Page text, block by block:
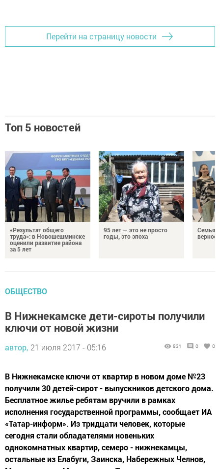
Перейти на страницу новости
Топ 5 новостей
«Результат общего
труда»: в Новошешминске
оценили развитие района
за 5 лет
95 лет — это не просто
годы, это эпоха
Семья
ОБЩЕСТВО
В Нижнекамске дети-сироты получили
ключи от новой жизни
автор, 21 июля 2017 - 05:16 831 0 0
В Нижнекамске ключи от квартир в новом доме №23
получили 30 детей-сирот - выпускников детского дома.
Бесплатное жилье ребятам вручили в рамках
исполнения государственной программы, сообщает ИА
«Татар-информ». Из тридцати человек, которые
сегодня стали обладателями новеньких
однокомнатных квартир, семеро - нижнекамцы,
остальные из Елабуги, Заинска, Набережных Челнов,